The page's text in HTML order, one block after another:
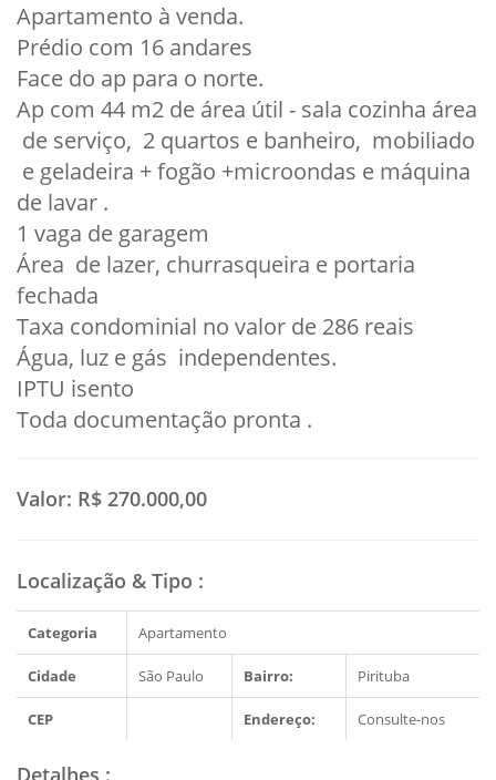
Apartamento à venda.
Prédio com 16 andares
Face do ap para o norte.
Ap com 44 m2 de área útil - sala cozinha área
de serviço, 2 quartos e banheiro, mobiliado
e geladeira + fogão +microondas e máquina
de lavar .
1 vaga de garagem
Área de lazer, churrasqueira e portaria
fechada
Taxa condominial no valor de 286 reais
Água, luz e gás independentes.
IPTU isento
Toda documentação pronta .
Valor: R$ 270.000,00
Localização & Tipo :
Categoria Apartamento
Cidade São Paulo Bairro: Pirituba
CEP Endereço: Consulte-nos